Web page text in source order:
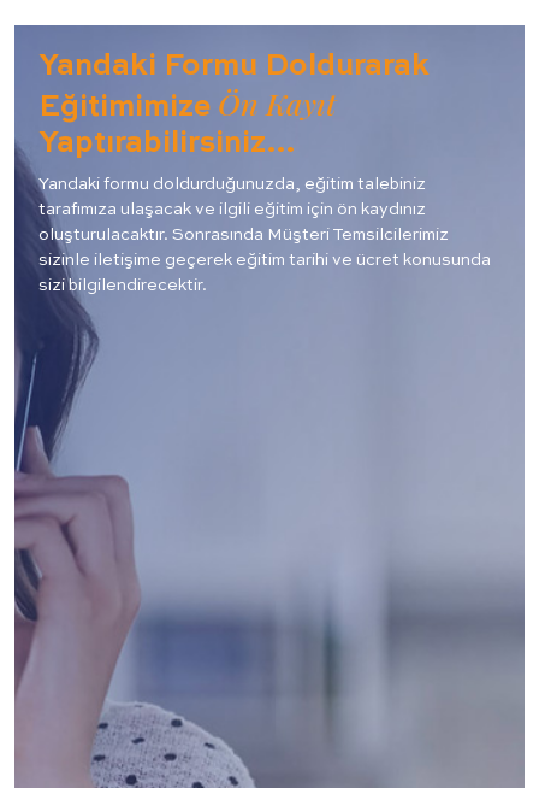
Yandaki Formu Doldurarak
Eğitimimize Ön Kayıt
Yaptırabilirsiniz…
Yandaki formu doldurduğunuzda, eğitim talebiniz
tarafımıza ulaşacak ve ilgili eğitim için ön kaydınız
oluşturulacaktır. Sonrasında Müşteri Temsilcilerimiz
sizinle iletişime geçerek eğitim tarihi ve ücret konusunda
sizi bilgilendirecektir.